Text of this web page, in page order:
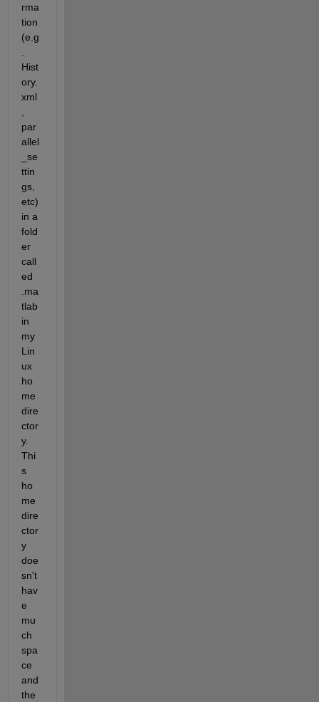
rma
tion
(e.g
Hist
ory.
xml
par
allel
_se
ttin
gs,
etc)
in a
fold
er
call
ed
.ma
tlab
in
my
Lin
ux
ho
me
dire
ctor
y.
Thi
s
ho
me
dire
ctor
y
doe
sn't
hav
e
mu
ch
spa
ce
and
the